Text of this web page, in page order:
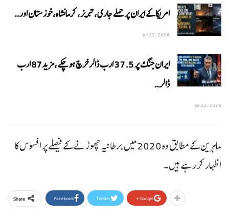
امریکا کے ایران پر حملے جاری،تبریز، کرمانشاہ،خوزستان اور…
Jul 22, 2026
ایران جنگ پر 37.5 ارب ڈالر خرچ ہوچکے،مزید87 ارب
ڈالر…
Jul 22, 2026
ماہرین کے مطابق وہ 2020 میں برطانیہ چھوڑنے کے فیصلے پر افسوس کا
اظہار کر رہے ہیں۔
Share Facebook Twitter Google+